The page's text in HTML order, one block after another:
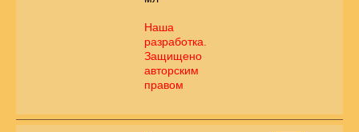
Наша
разработка.
Защищено
авторским
правом